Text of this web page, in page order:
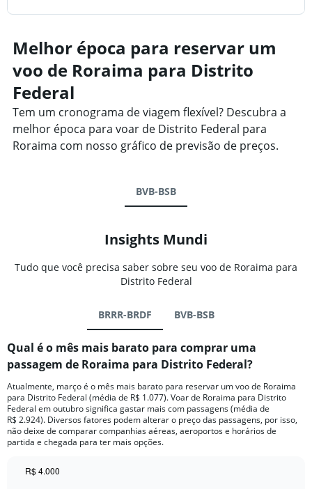
Melhor época para reservar um
voo de Roraima para Distrito
Federal
Tem um cronograma de viagem flexível? Descubra a
melhor época para voar de Distrito Federal para
Roraima com nosso gráfico de previsão de preços.
BVB-BSB
Insights Mundi
Tudo que você precisa saber sobre seu voo de Roraima para
Distrito Federal
BRRR-BRDF BVB-BSB
Qual é o mês mais barato para comprar uma
passagem de Roraima para Distrito Federal?
Atualmente, março é o mês mais barato para reservar um voo de Roraima
para Distrito Federal (média de R$ 1.077). Voar de Roraima para Distrito
Federal em outubro significa gastar mais com passagens (média de
R$ 2.924). Diversos fatores podem alterar o preço das passagens, por isso,
não deixe de comparar companhias aéreas, aeroportos e horários de
partida e chegada para ter mais opções.
R$ 4.000